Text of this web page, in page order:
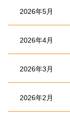
2026年5月
2026年4月
2026年3月
2026年2月